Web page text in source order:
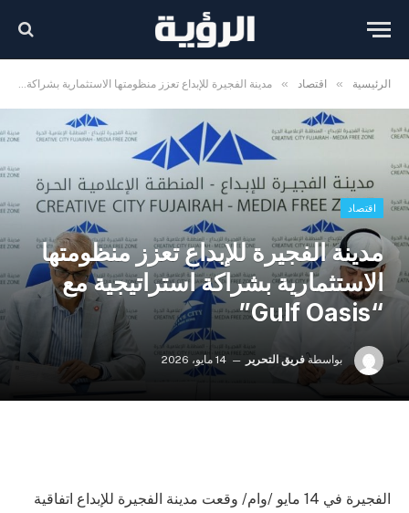
الرئيسية » اقتصاد » مدينة الفجيرة للإبداع تعزز منظومتها الاستثمارية بشراكة استراتيجية مع “Gulf Oasis”
اقتصاد
مدينة الفجيرة للإبداع تعزز منظومتها
الاستثمارية بشراكة استراتيجية مع
“Gulf Oasis”
بواسطة فريق التحرير 14 مايو، 2026
الفجيرة في 14 مايو /وام/ وقعت مدينة الفجيرة للإبداع اتفاقية